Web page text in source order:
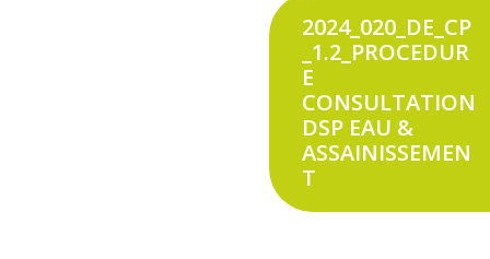
2024_020_DE_CP
_1.2_PROCEDUR
E
CONSULTATION
DSP EAU &
ASSAINISSEMEN
T